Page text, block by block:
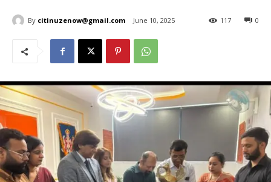
By citinuzenow@gmail.com June 10, 2025 0
117